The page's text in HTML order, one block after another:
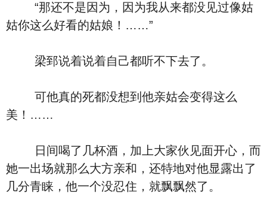
“那还不是因为，因为我从来都没见过像姑
姑你这么好看的姑娘！……”
梁郅说着说着自己都听不下去了。
可他真的死都没想到他亲姑会变得这么
美！……
日间喝了几杯酒，加上大家伙见面开心，而
她一出场就那么大方亲和，还特地对他显露出了
几分青睐，他一个没忍住，就飘飘然了。